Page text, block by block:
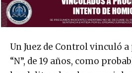
Un Juez de Control vinculó
“N”, de 19 años, como